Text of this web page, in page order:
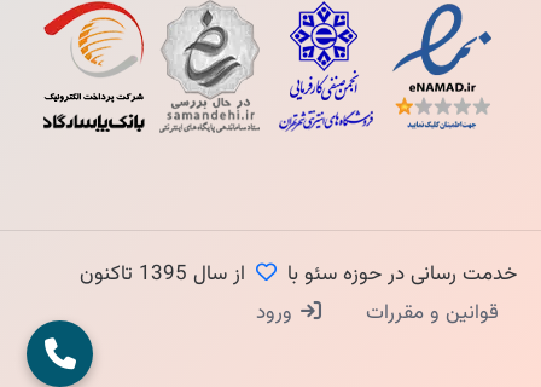
خدمت رسانی در حوزه سئو با
از سال 1395 تاکنون
قوانین و مقررات
ورود